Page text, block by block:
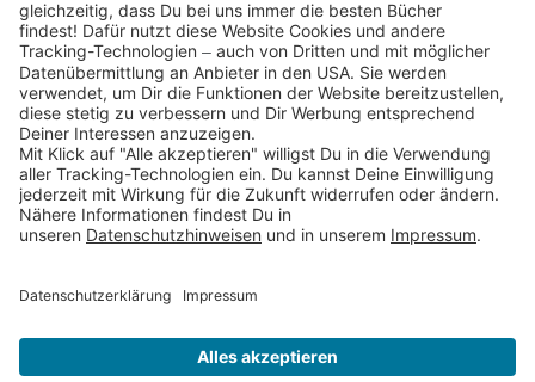
Folge uns auf
* Versandkostenfrei ab 9,00 € Bestellwert innerhalb
Deutschlands
** Lieferzeit 1-3 Werktage innerhalb Deutschlands
Thienemann-Esslinger Verlag GmbH, Blumenstraße 36, D-70182